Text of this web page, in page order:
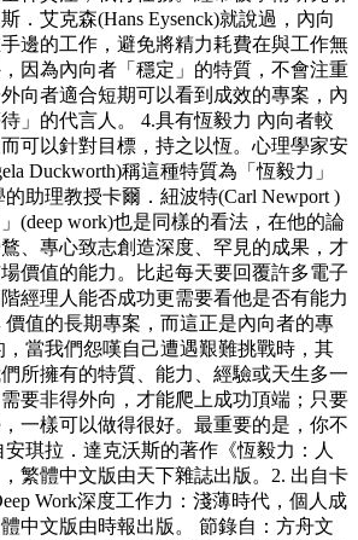
．艾克森(Hans Eysenck)就說過，內向
邊的工作，避免將精力耗費在與工作無
因為內向者「穩定」的特質，不會注重
向者適合短期可以看到成效的專案，內
」的代言人。 4.具有恆毅力 內向者較
可以針對目標，持之以恆。心理學家安
Duckworth)稱這種特質為「恆毅力」
助理教授卡爾．紐波特(Carl Newport )
(deep work)也是同樣的看法，在他的論
、專心致志創造深度、罕見的成果，才
價值的能力。比起每天要回覆許多電子
經理人能否成功更需要看他是否有能力
值的長期專案，而這正是內向者的專
當我們怨嘆自己遭遇艱難挑戰時，其
所擁有的特質、能力、經驗或天生多一
要非得外向，才能爬上成功頂端；只要
一樣可以做得很好。最重要的是，你不
琪拉．達克沃斯的著作《恆毅力：人
繁體中文版由天下雜誌出版。2. 出自卡
Work深度工作力：淺薄時代，個人成
中文版由時報出版。 節錄自：方舟文